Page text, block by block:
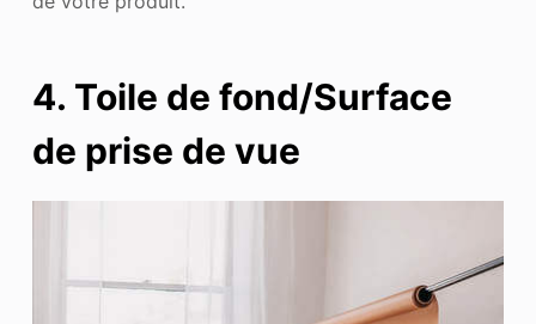
4. Toile de fond/Surface
de prise de vue